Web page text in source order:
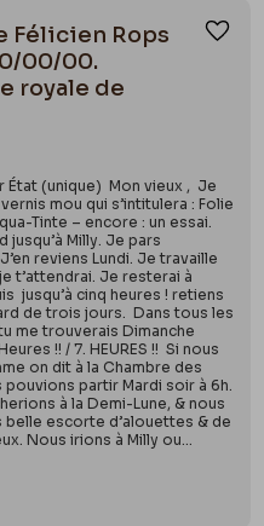
Félicien Rops
00/00.
royale de
État (unique) Mon vieux , Je
mou qui s’intitulera : Folie
Tinte – encore : un essai.
Milly. Je pars
reviens Lundi. Je travaille
t’attendrai. Je resterai à
jusqu’à cinq heures ! retiens
de trois jours. Dans tous les
me trouverais Dimanche
!! / 7. HEURES !! Si nous
on dit à la Chambre des
partir Mardi soir à 6h.
à la Demi-Lune, & nous
escorte d’alouettes & de
Nous irions à Milly ou...